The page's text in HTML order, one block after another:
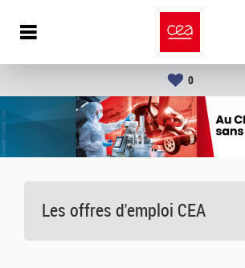
0
Les offres d'emploi CEA